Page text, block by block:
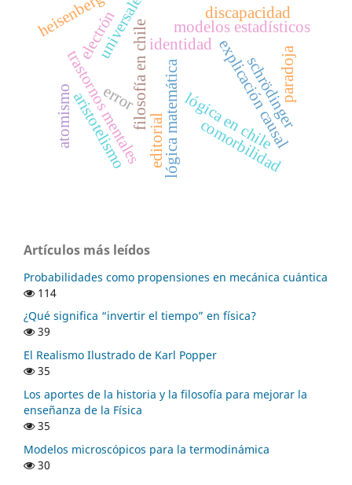
filosofía en chile lógica en chile
identidad
lógica matemática
modelos estadísticos
error explicación causal
trastornos mentales
discapacidad
comorbilidad
universales
aristotelismo
electrón
atomismo
heisenberg
schrödinger
editorial
paradoja
Artículos más leídos
Probabilidades como propensiones en mecánica cuántica
114
¿Qué significa “invertir el tiempo” en física?
39
El Realismo Ilustrado de Karl Popper
35
Los aportes de la historia y la filosofía para mejorar la
enseñanza de la Física
35
Modelos microscópicos para la termodinámica
30